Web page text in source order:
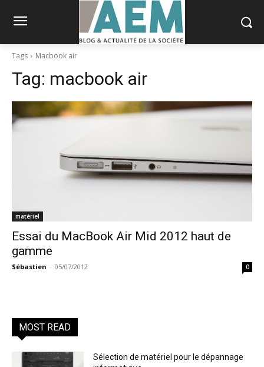
Tags Macbook air
Tag: macbook air
matériel
Essai du MacBook Air Mid 2012 haut de
gamme
Sébastien - 05/07/2012 0
MOST READ
Sélection de matériel pour le dépannage